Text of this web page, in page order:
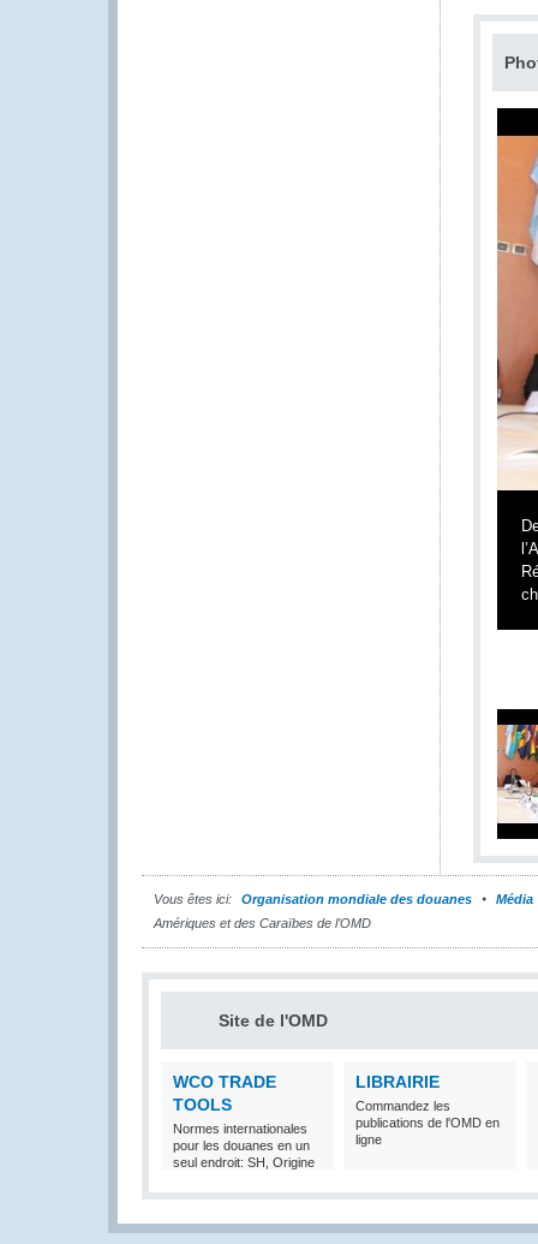
Vous êtes ici: Organisation mondiale des douanes
Média
Amériques et des Caraïbes de l’OMD
Site de l'OMD
WCO TRADE
TOOLS
Normes internationales
pour les douanes en un
seul endroit: SH, Origine
LIBRAIRIE
Commandez les
publications de l'OMD en
ligne